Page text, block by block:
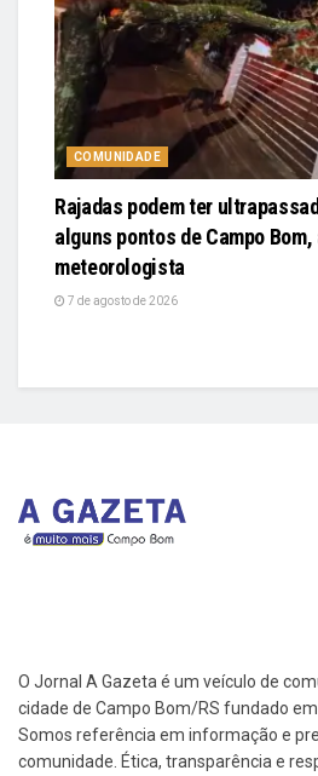
COMUNIDADE
Rajadas podem ter
alguns pontos de Campo
meteorologista
7 de agosto de 2026
O Jornal A Gazeta é um veículo de
cidade de Campo Bom/RS fundado
Somos referência em informação e
comunidade. Ética, transparência e